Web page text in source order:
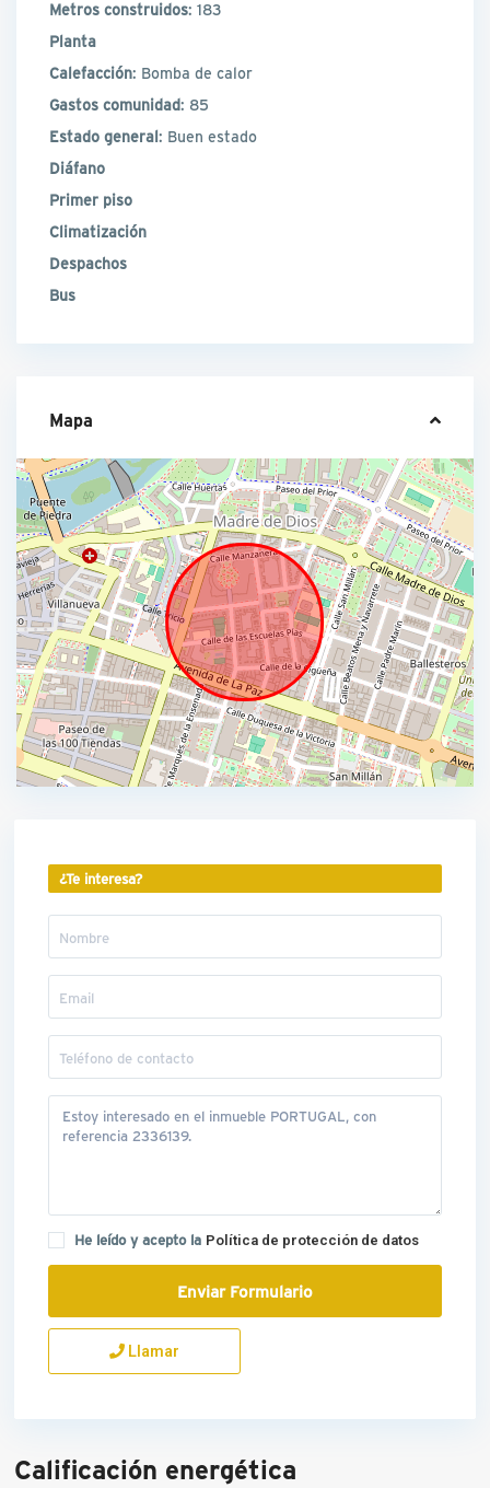
Metros construidos: 183
Planta
Calefacción: Bomba de calor
Gastos comunidad: 85
Estado general: Buen estado
Diáfano
Primer piso
Climatización
Despachos
Bus
Mapa
¿Te interesa?
He leído y acepto la Política de protección de datos
Llamar
Calificación energética